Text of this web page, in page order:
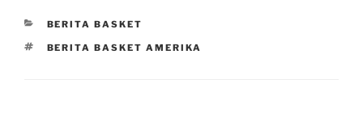
CATEGORIES
BERITA BASKET
TAGS
BERITA BASKET AMERIKA